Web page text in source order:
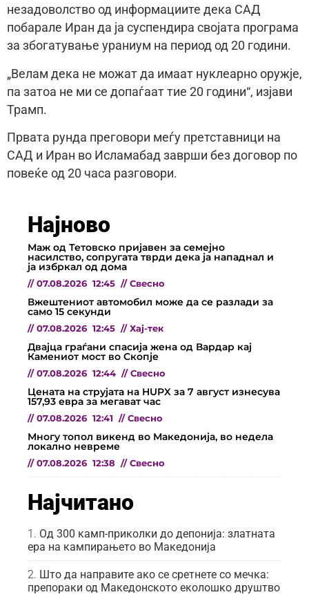
незадоволство од информациите дека САД
побарале Иран да ја суспендира својата програма
за збогатување ураниум на период од 20 години.
„Велам дека не можат да имаат нуклеарно оружје,
па затоа не ми се допаѓаат тие 20 години“, изјави
Трамп.
Првата рунда преговори меѓу претставници на
САД и Иран во Исламабад заврши без договор по
повеќе од 20 часа разговори.
Најново
Маж од Тетовско пријавен за семејно
насилство, сопругата тврди дека ја нападнал и
ја избркал од дома
// 07.08.2026 12:45 // Свесно
Вжештениот автомобил може да се разлади за
само 15 секунди
// 07.08.2026 12:45 // Хај-тек
Двајца граѓани спасија жена од Вардар кај
Камениот мост во Скопје
// 07.08.2026 12:44 // Свесно
Цената на струјата на HUPX за 7 август изнесува
157,93 евра за мегават час
// 07.08.2026 12:41 // Свесно
Многу топол викенд во Македонија, во недела
локално невреме
// 07.08.2026 12:38 // Свесно
Најчитано
Од 300 камп-приколки до депонија: златната
ера на кампирањето во Македонија
Што да направите ако се сретнете со мечка:
препораки од Македонското еколошко друштво